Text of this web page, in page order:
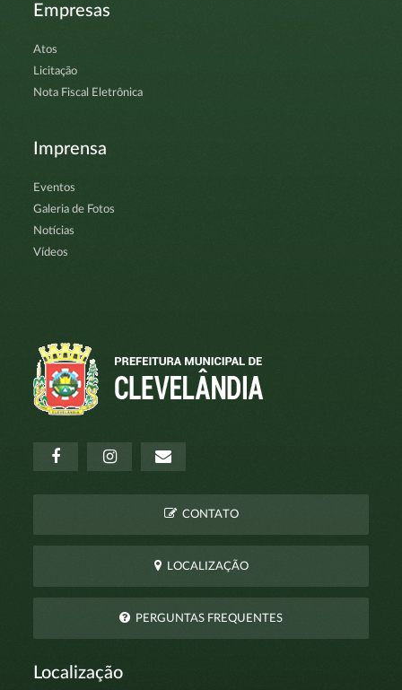
Empresas
Atos
Licitação
Nota Fiscal Eletrônica
Imprensa
Eventos
Galeria de Fotos
Notícias
Vídeos
CONTATO
LOCALIZAÇÃO
PERGUNTAS FREQUENTES
Localização